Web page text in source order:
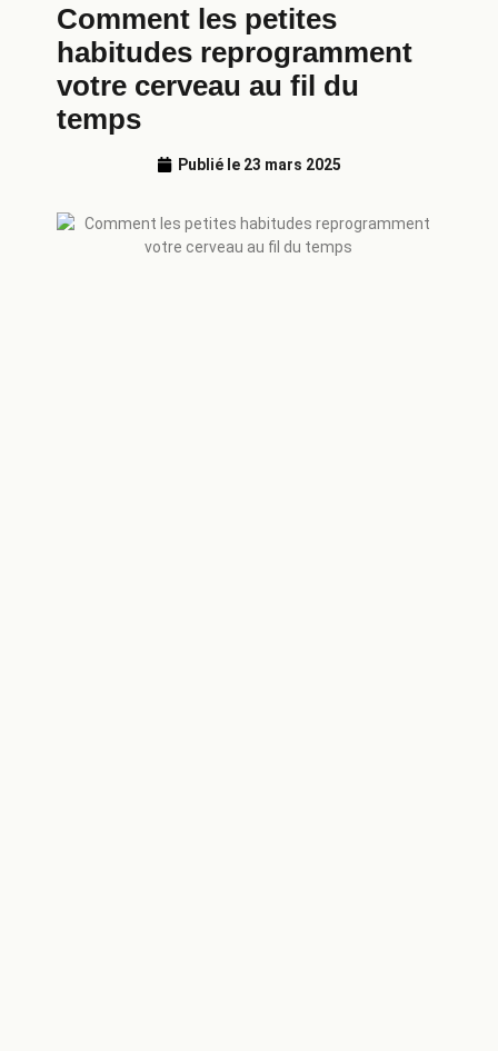
Comment les petites
habitudes reprogramment
votre cerveau au fil du
temps
Publié le 23 mars 2025